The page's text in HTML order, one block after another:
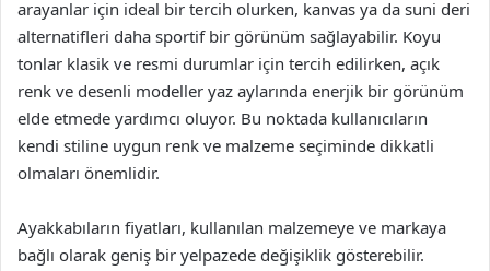
arayanlar için ideal bir tercih olurken, kanvas ya da suni deri
alternatifleri daha sportif bir görünüm sağlayabilir. Koyu
tonlar klasik ve resmi durumlar için tercih edilirken, açık
renk ve desenli modeller yaz aylarında enerjik bir görünüm
elde etmede yardımcı oluyor. Bu noktada kullanıcıların
kendi stiline uygun renk ve malzeme seçiminde dikkatli
olmaları önemlidir.
Ayakkabıların fiyatları, kullanılan malzemeye ve markaya
bağlı olarak geniş bir yelpazede değişiklik gösterebilir.